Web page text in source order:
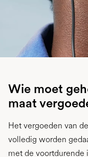
Wie moet
maat
Het vergoeden van
volledig worden
met de voortdurende